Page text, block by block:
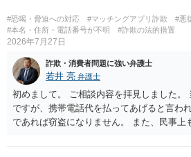
#恐喝・脅迫への対応 #マッチングアプリ詐欺 #悪
#本名・住所・電話番号が不明
#詐欺の法的措置
2026年7月27日
詐欺・消費者問題に強い弁護士
若井 亮 弁護士
初めまして。 ご相談内容を拝見しました。
ですが、携帯電話代を払ってあげると言わ
であれば窃盗になりません。 また、民事上
ず、可能であればブロックをするようにし